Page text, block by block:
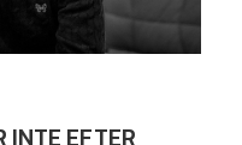
INTE EFTER